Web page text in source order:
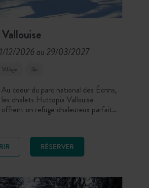
12/2026 au 29/03/2027
Village Ski
Au coeur du parc national des Écrins,
les chalets Huttopia Vallouise
offrent un refuge chaleureux parfait
proximité des stations de Puy-Saint-
Vincent et Pelvoux-Vallouise. Après
une journée de ski ou de raquettes,
et de l’ambiance du village alpin.
RÉSERVER